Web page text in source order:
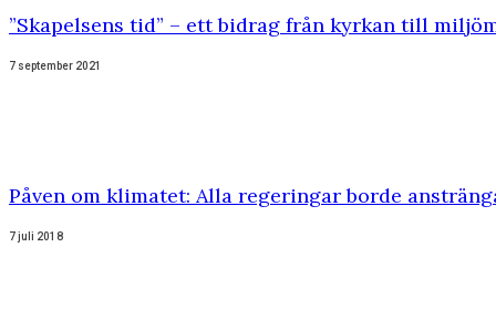
”Skapelsens tid” – ett bidrag från kyrkan till
7 september 2021
Påven om klimatet: Alla regeringar borde
7 juli 2018